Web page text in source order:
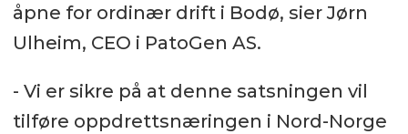
åpne for ordinær drift i Bodø, sier Jørn
Ulheim, CEO i PatoGen AS.
- Vi er sikre på at denne satsningen vil
tilføre oppdrettsnæringen i Nord-Norge